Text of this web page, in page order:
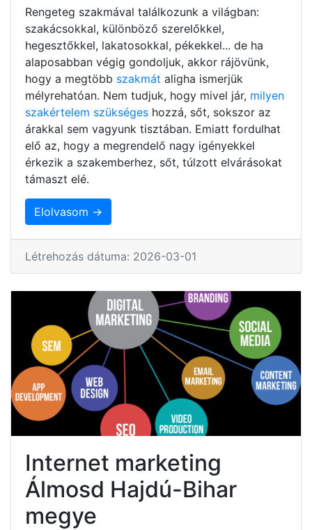
Rengeteg szakmával találkozunk a világban:
szakácsokkal, különböző szerelőkkel,
hegesztőkkel, lakatosokkal, pékekkel... de ha
alaposabban végig gondoljuk, akkor rájövünk,
hogy a megtöbb szakmát aligha ismerjük
mélyrehatóan. Nem tudjuk, hogy mivel jár, milyen
szakértelem szükséges hozzá, sőt, sokszor az
árakkal sem vagyunk tisztában. Emiatt fordulhat
elő az, hogy a megrendelő nagy igényekkel
érkezik a szakemberhez, sőt, túlzott elvárásokat
támaszt elé.
Elolvasom →
Létrehozás dátuma: 2026-03-01
Internet marketing
Álmosd Hajdú-Bihar
megye